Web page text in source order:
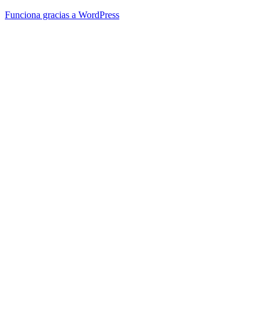
Funciona gracias a WordPress